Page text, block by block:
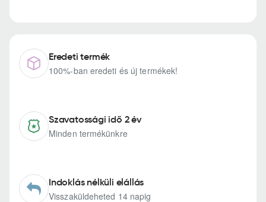
Eredeti termék
100%-ban eredeti és új termékek!
Szavatossági idő 2 év
Minden termékünkre
Indoklás nélküli elállás
Visszaküldeheted 14 napig